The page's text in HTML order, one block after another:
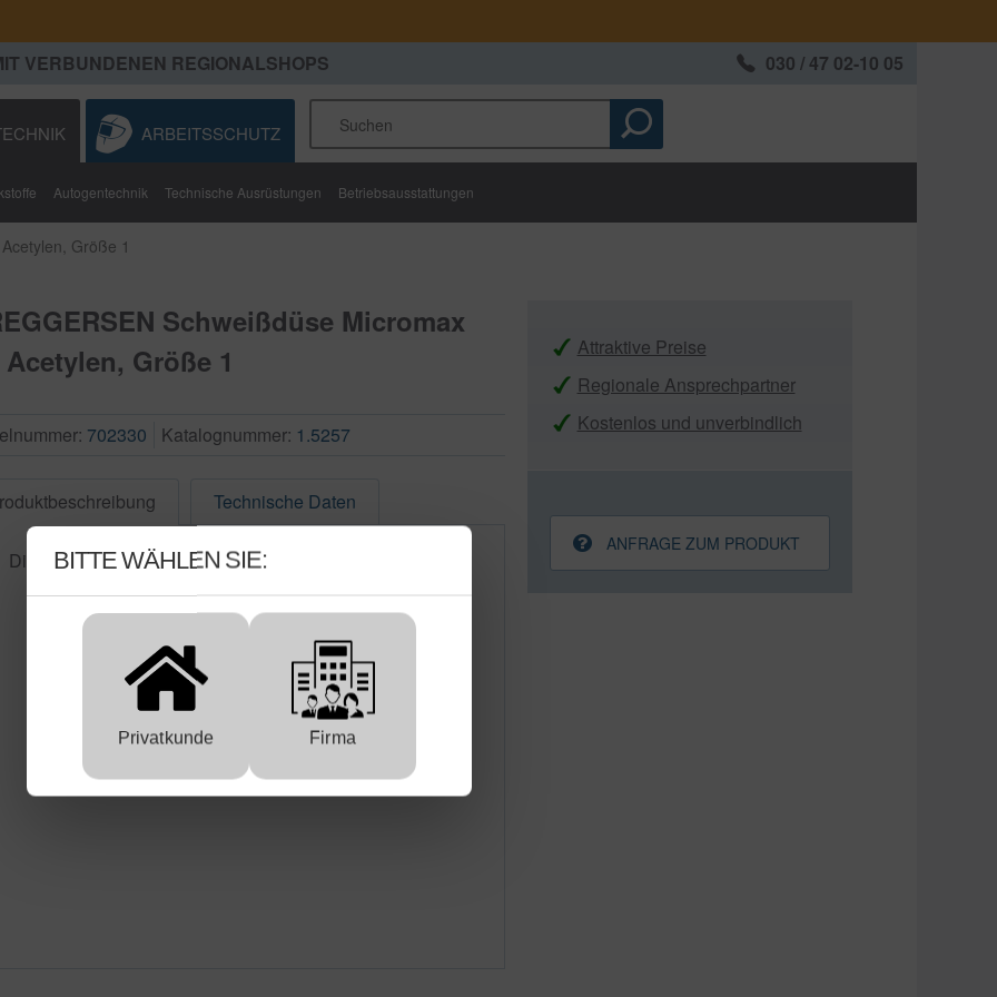
030 / 47 02-10 05
VERBUNDENEN REGIONALSHOPS
Autogentechnik Technische Ausrüstungen Betriebsausstattungen
ARBEITSSCHUTZ
Größe 1
Schweißdüse Micromax
Größe 1
702330 Katalognummer: 1.5257
Technische Daten
Die Micromax Schweißdüse ist für Azetylen bestimmt.
Attraktive Preise
Regionale Ansprechpartner
Kostenlos und unverbindlich
ANFRAGE ZUM PRODUKT
BITTE WÄHLEN SIE:
Privatkunde Firma